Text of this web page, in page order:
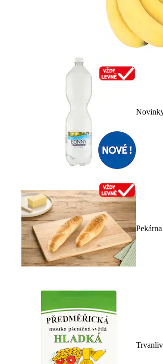
Pekárna